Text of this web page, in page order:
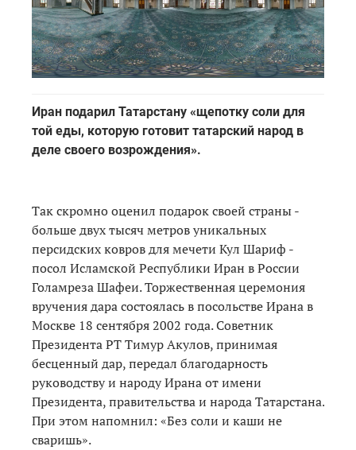
Иран подарил Татарстану «щепотку соли для
той еды, которую готовит татарский народ в
деле своего возрождения».
Так скромно оценил подарок своей страны -
больше двух тысяч метров уникальных
персидских ковров для мечети Кул Шариф -
посол Исламской Республики Иран в России
Голамреза Шафеи. Торжественная церемония
вручения дара состоялась в посольстве Ирана в
Москве 18 сентября 2002 года. Советник
Президента РТ Тимур Акулов, принимая
бесценный дар, передал благодарность
руководству и народу Ирана от имени
Президента, правительства и народа Татарстана.
При этом напомнил: «Без соли и каши не
сваришь».